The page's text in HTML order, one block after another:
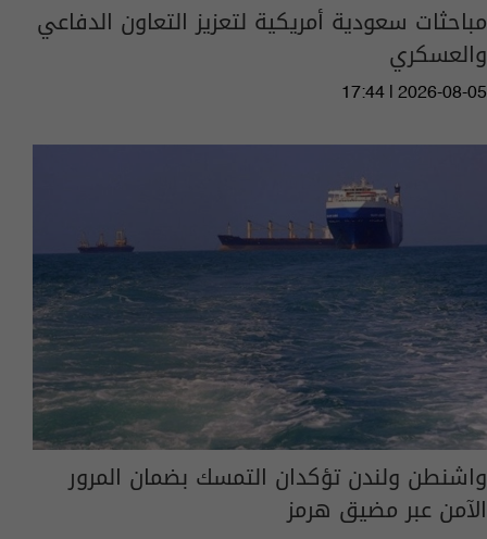
مباحثات سعودية أمريكية لتعزيز التعاون الدفاعي
والعسكري
17:44 | 2026-08-05
واشنطن ولندن تؤكدان التمسك بضمان المرور
الآمن عبر مضيق هرمز